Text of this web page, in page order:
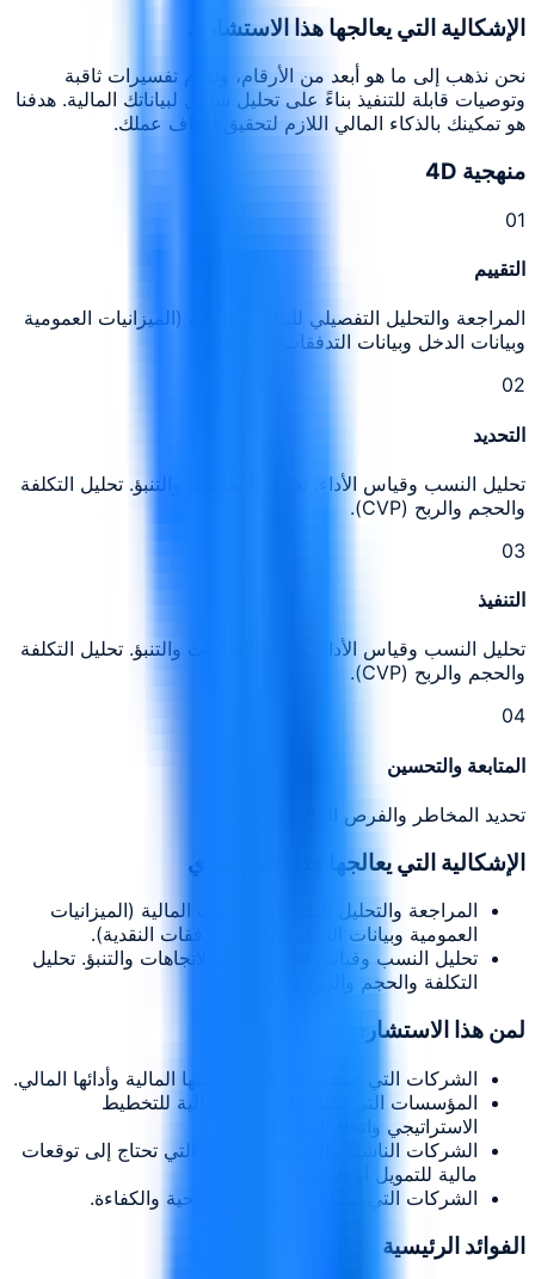
الإشكالية التي يعالجها هذا الاستشاري
نحن نذهب إلى ما هو أبعد من الأرقام، ونقدم تفسيرات ثاقبة
وتوصيات قابلة للتنفيذ بناءً على تحليل شامل لبياناتك المالية. هدفنا
هو تمكينك بالذكاء المالي اللازم لتحقيق أهداف عملك.
منهجية 4D
01
التقييم
المراجعة والتحليل التفصيلي للبيانات المالية (الميزانيات العمومية
وبيانات الدخل وبيانات التدفقات النقدية).
02
التحديد
تحليل النسب وقياس الأداء. تحليل الاتجاهات والتنبؤ. تحليل التكلفة
والحجم والربح (CVP).
03
التنفيذ
تحليل النسب وقياس الأداء. تحليل الاتجاهات والتنبؤ. تحليل التكلفة
والحجم والربح (CVP).
04
المتابعة والتحسين
تحديد المخاطر والفرص المالية الرئيسية.
الإشكالية التي يعالجها هذا الاستشاري
المراجعة والتحليل التفصيلي للبيانات المالية (الميزانيات
العمومية وبيانات الدخل وبيانات التدفقات النقدية).
تحليل النسب وقياس الأداء. تحليل الاتجاهات والتنبؤ. تحليل
التكلفة والحجم والربح (CVP).
لمن هذا الاستشاري
الشركات التي تسعى إلى فهم سلامتها المالية وأدائها المالي.
المؤسسات التي تحتاج إلى بيانات مالية للتخطيط
الاستراتيجي واتخاذ القرارات.
الشركات الناشئة والشركات النامية التي تحتاج إلى توقعات
مالية للتمويل أو التوسع.
الشركات التي تتطلع إلى تحسين الربحية والكفاءة.
الفوائد الرئيسية